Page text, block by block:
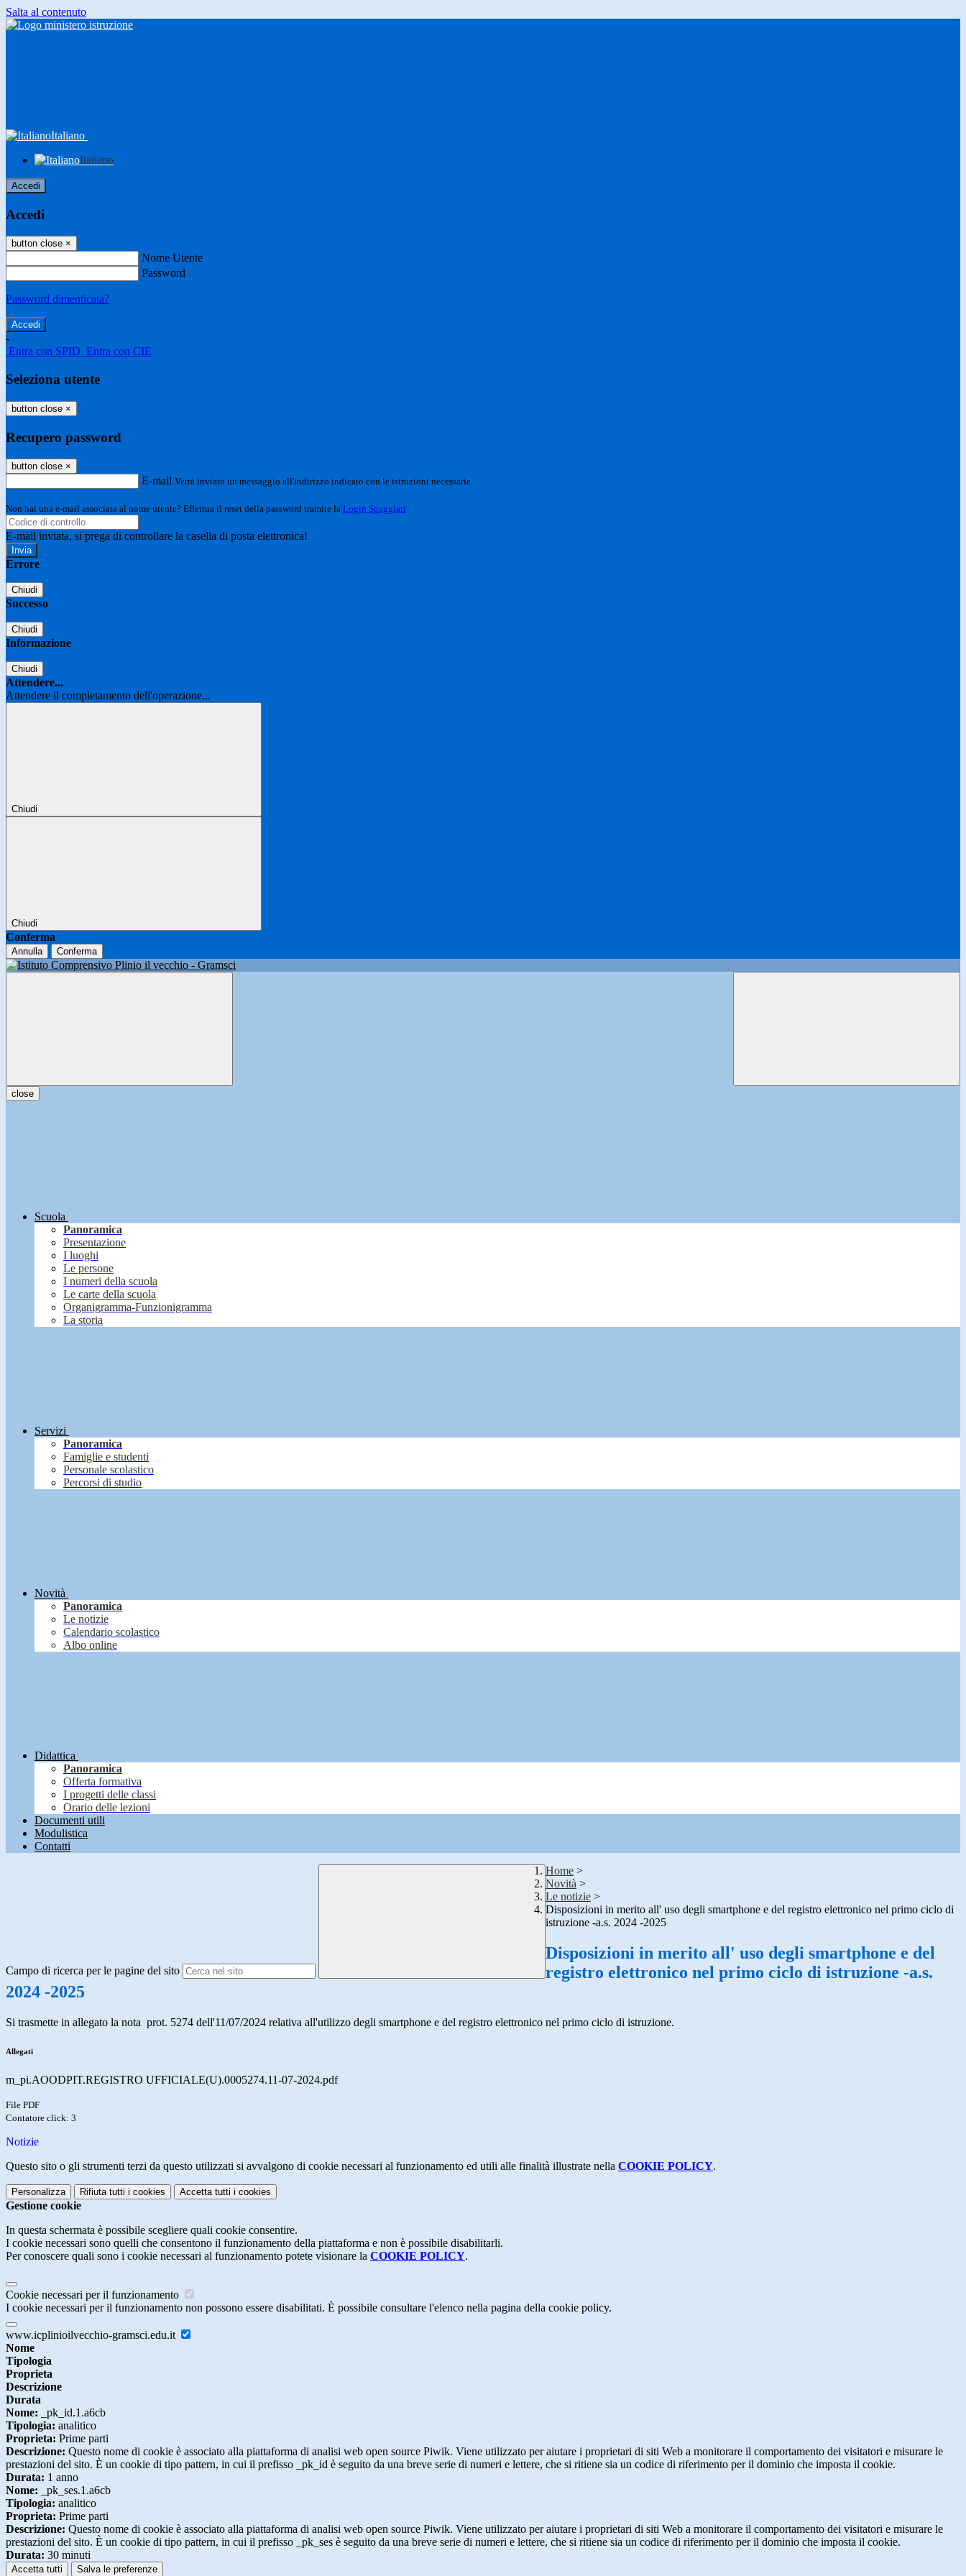
Salta al contenuto
Italiano
Italiano
Accedi
Accedi
button close ×
Nome Utente
Password
Password dimenticata?
-
Entra con SPID Entra con CIE
Seleziona utente
button close ×
Recupero password
button close ×
E-mail Verrà inviato un messaggio all'indirizzo indicato con le istruzioni necessarie.
Non hai una e-mail associata al nome utente? Effettua il reset della password tramite la Login Spaggiari
E-mail inviata, si prega di controllare la casella di posta elettronica!
Errore
Chiudi
Successo
Chiudi
Informazione
Chiudi
Attendere...
Attendere il completamento dell'operazione...
Chiudi
Chiudi
Conferma
Annulla Conferma
close
Scuola
Panoramica
Presentazione
I luoghi
Le persone
I numeri della scuola
Le carte della scuola
Organigramma-Funzionigramma
La storia
Servizi
Panoramica
Famiglie e studenti
Personale scolastico
Percorsi di studio
Novità
Panoramica
Le notizie
Calendario scolastico
Albo online
Didattica
Panoramica
Offerta formativa
I progetti delle classi
Orario delle lezioni
Documenti utili
Modulistica
Contatti
Campo di ricerca per le pagine del sito
Home >
Novità >
Le notizie >
Disposizioni in merito all' uso degli smartphone e del registro elettronico nel primo ciclo di
istruzione -a.s. 2024 -2025
Disposizioni in merito all' uso degli smartphone e del
registro elettronico nel primo ciclo di istruzione -a.s.
2024 -2025
Si trasmette in allegato la nota prot. 5274 dell'11/07/2024 relativa all'utilizzo degli smartphone e del registro elettronico nel primo ciclo di istruzione.
Allegati
m_pi.AOODPIT.REGISTRO UFFICIALE(U).0005274.11-07-2024.pdf
File PDF
Contatore click: 3
Notizie
Questo sito o gli strumenti terzi da questo utilizzati si avvalgono di cookie necessari al funzionamento ed utili alle finalità illustrate nella COOKIE POLICY.
Personalizza Rifiuta tutti i cookies Accetta tutti i cookies
Gestione cookie
In questa schermata è possibile scegliere quali cookie consentire.
I cookie necessari sono quelli che consentono il funzionamento della piattaforma e non è possibile disabilitarli.
Per conoscere quali sono i cookie necessari al funzionamento potete visionare la COOKIE POLICY.
Cookie necessari per il funzionamento
I cookie necessari per il funzionamento non possono essere disabilitati. È possibile consultare l'elenco nella pagina della cookie policy.
www.icplinioilvecchio-gramsci.edu.it
Nome
Tipologia
Proprieta
Descrizione
Durata
Nome: _pk_id.1.a6cb
Tipologia: analitico
Proprieta: Prime parti
Descrizione: Questo nome di cookie è associato alla piattaforma di analisi web open source Piwik. Viene utilizzato per aiutare i proprietari di siti Web a monitorare il comportamento dei visitatori e misurare le
prestazioni del sito. È un cookie di tipo pattern, in cui il prefisso _pk_id è seguito da una breve serie di numeri e lettere, che si ritiene sia un codice di riferimento per il dominio che imposta il cookie.
Durata: 1 anno
Nome: _pk_ses.1.a6cb
Tipologia: analitico
Proprieta: Prime parti
Descrizione: Questo nome di cookie è associato alla piattaforma di analisi web open source Piwik. Viene utilizzato per aiutare i proprietari di siti Web a monitorare il comportamento dei visitatori e misurare le
prestazioni del sito. È un cookie di tipo pattern, in cui il prefisso _pk_ses è seguito da una breve serie di numeri e lettere, che si ritiene sia un codice di riferimento per il dominio che imposta il cookie.
Durata: 30 minuti
Accetta tutti Salva le preferenze